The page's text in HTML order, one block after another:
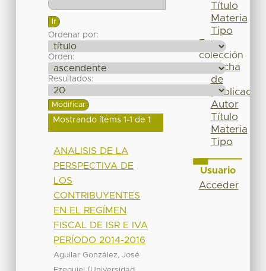
Ordenar por:
Orden:
Resultados:
Mostrando ítems 1-1 de 1
ANALISIS DE LA
PERSPECTIVA DE
LOS
CONTRIBUYENTES
EN EL REGÍMEN
FISCAL DE ISR E IVA
PERÍODO 2014-2016
Aguilar González, José
Título
Materia
Tipo
Esta
colección
Fecha
de
publicación
Autor
Título
Materia
Tipo
Usuario
Acceder